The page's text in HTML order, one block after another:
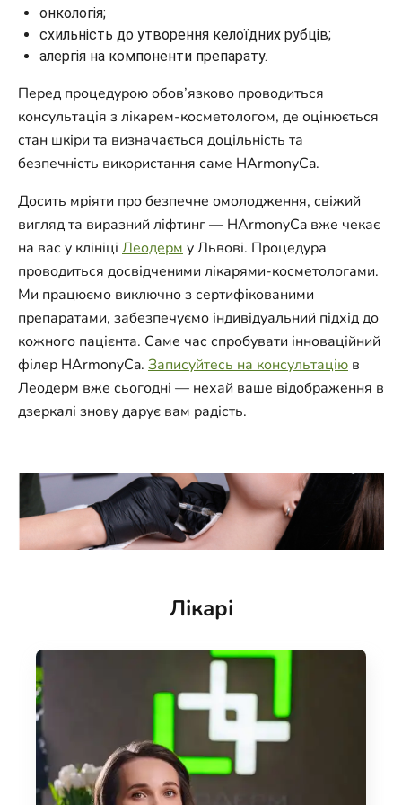
онкологія;
схильність до утворення келоїдних рубців;
алергія на компоненти препарату.
Перед процедурою обов’язково проводиться
консультація з лікарем-косметологом, де оцінюється
стан шкіри та визначається доцільність та
безпечність використання саме HArmonyCa.
Досить мріяти про безпечне омолодження, свіжий
вигляд та виразний ліфтинг — HArmonyCa вже чекає
на вас у клініці Леодерм у Львові. Процедура
проводиться досвідченими лікарями-косметологами.
Ми працюємо виключно з сертифікованими
препаратами, забезпечуємо індивідуальний підхід до
кожного пацієнта. Саме час спробувати інноваційний
філер HArmonyCa. Записуйтесь на консультацію в
Леодерм вже сьогодні — нехай ваше відображення в
дзеркалі знову дарує вам радість.
Лікарі